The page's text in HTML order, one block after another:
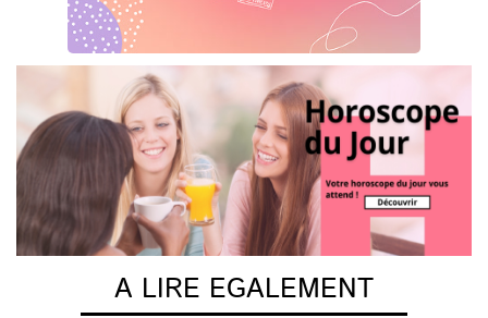
A LIRE EGALEMENT